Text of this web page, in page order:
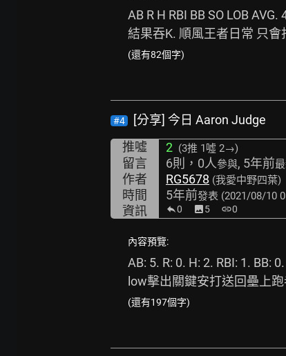
AB R H RBI BB SO LOB
結果吞K. 順風王者日常 只
(還有82個字)
#4
[分享] 今日 Aaron Judge
推噓
2 (3推 1噓 2→)
留言 6則，0人參與, 5年前
作者 RG5678 (我愛中野四葉)
時間 5年前發表 (2021/08/10
資訊 0 image5 link0
內容預覽:
AB: 5. R: 0. H: 2. RBI: 1. BB:
low擊出關鍵安打送回壘上
(還有197個字)